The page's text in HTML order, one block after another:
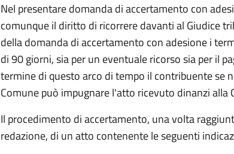
Nel presentare domanda di accertamento con
comunque il diritto di ricorrere davanti al Giudice
della domanda di accertamento con adesione i
di 90 giorni, sia per un eventuale ricorso sia per il
termine di questo arco di tempo il contribuente se
Comune può impugnare l'atto ricevuto dinanzi alla
Il procedimento di accertamento, una volta
redazione, di un atto contenente le seguenti